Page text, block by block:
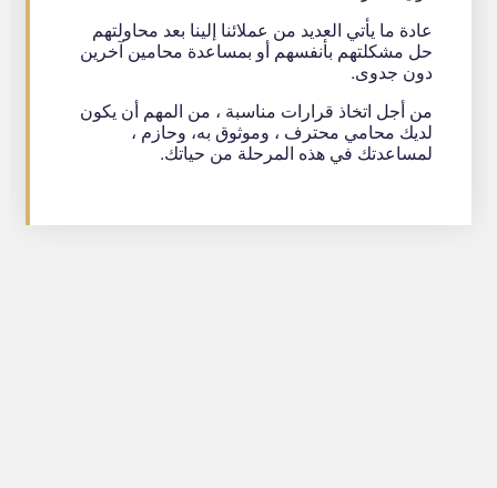
عادة ما يأتي العديد من عملائنا إلينا بعد محاولتهم
حل مشكلتهم بأنفسهم أو بمساعدة محامين آخرين
دون جدوى.
من أجل اتخاذ قرارات مناسبة ، من المهم أن يكون
لديك محامي محترف ، وموثوق به، وحازم ،
لمساعدتك في هذه المرحلة من حياتك.